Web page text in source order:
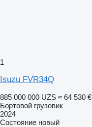
1
Isuzu FVR34Q
885 000 000 UZS ≈ 64 530 €
Бортовой грузовик
2024
Состояние новый